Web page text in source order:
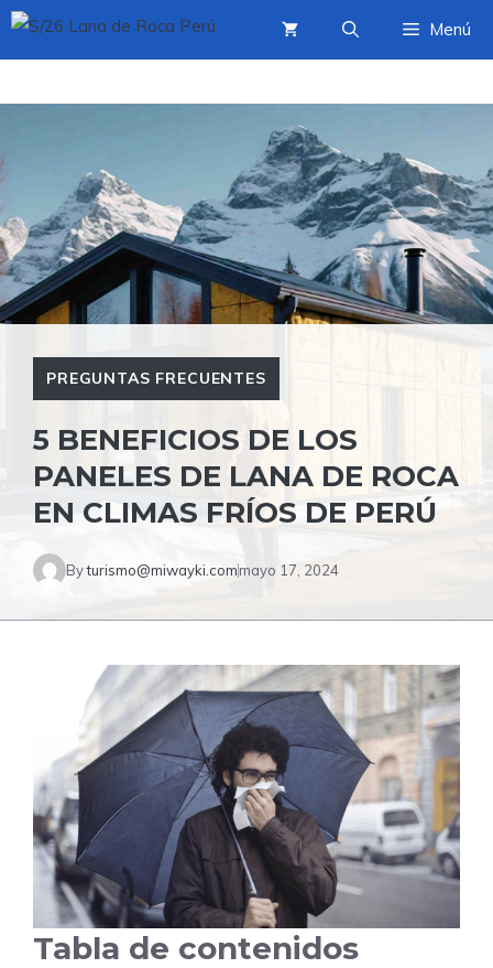
Saltar
Menú
PREGUNTAS FRECUENTES
5 BENEFICIOS DE LOS
PANELES DE LANA DE ROCA
EN CLIMAS FRÍOS DE PERÚ
Byturismo@miwayki.commayo 17, 2024
Tabla de contenidos